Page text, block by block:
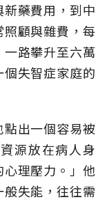
藥費用，到中
顧與雜費，每
路攀升至六萬
失智症家庭的
出一個容易被
源放在病人身
心理壓力。」他
失能，往往需